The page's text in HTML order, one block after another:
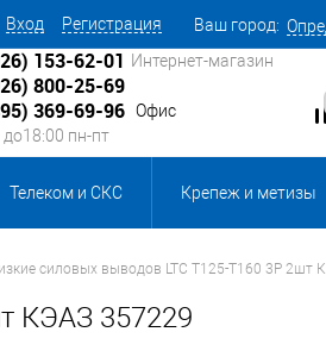
Вход Регистрация Ваш город:
153-62-01 Интернет-магазин
800-25-69
369-69-96 Офис
до18:00 пн-пт
Телеком и СКС Крепеж и метизы
Источники питания
силовых выводов LTC T125-T160 3P 2шт
КЭАЗ 357229